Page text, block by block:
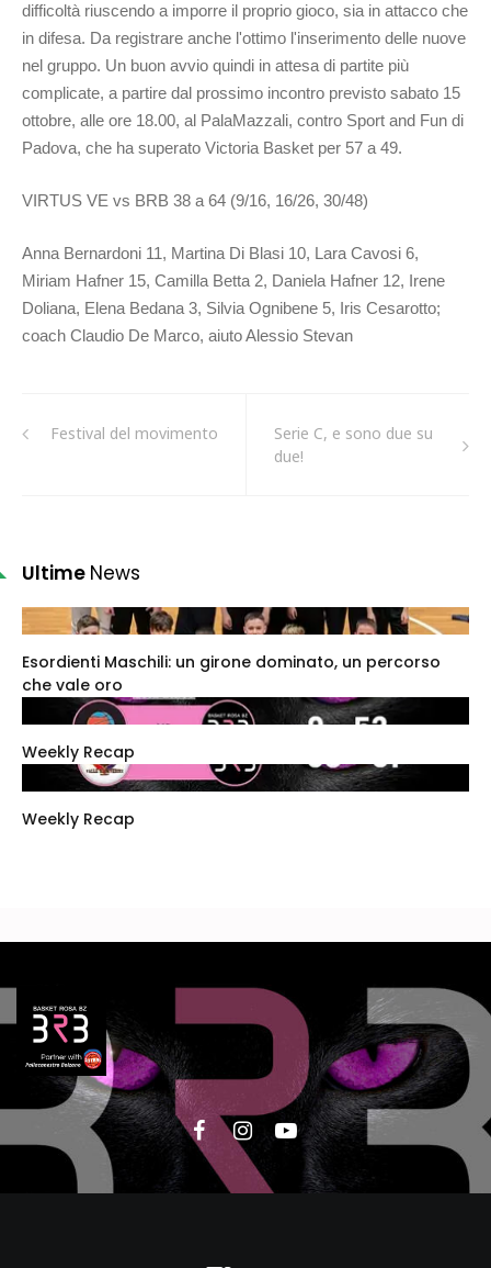
difficoltà riuscendo a imporre il proprio gioco, sia in attacco che
in difesa. Da registrare anche l'ottimo l'inserimento delle nuove
nel gruppo. Un buon avvio quindi in attesa di partite più
complicate, a partire dal prossimo incontro previsto sabato 15
ottobre, alle ore 18.00, al PalaMazzali, contro Sport and Fun di
Padova, che ha superato Victoria Basket per 57 a 49.
VIRTUS VE vs BRB 38 a 64 (9/16, 16/26, 30/48)
Anna Bernardoni 11, Martina Di Blasi 10, Lara Cavosi 6,
Miriam Hafner 15, Camilla Betta 2, Daniela Hafner 12, Irene
Doliana, Elena Bedana 3, Silvia Ognibene 5, Iris Cesarotto;
coach Claudio De Marco, aiuto Alessio Stevan
Festival del movimento
Serie C, e sono due su
due!
Ultime News
Esordienti Maschili: un girone dominato, un percorso
che vale oro
Weekly Recap
Weekly Recap